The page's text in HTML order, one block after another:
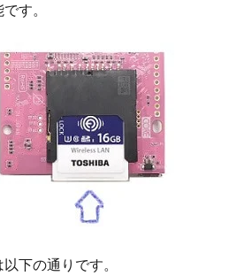
す。
下の通りです。